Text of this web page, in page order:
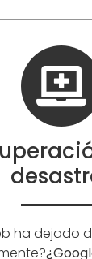
ha dejado